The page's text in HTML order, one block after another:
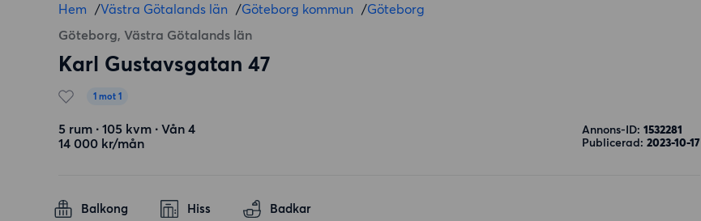
Hem /Västra Götalands län /Göteborg kommun /Göteborg
Göteborg, Västra Götalands län
Karl Gustavsgatan 47
1 mot 1
5 rum ∙ 105 kvm ∙ Vån 4
14 000 kr/mån
Annons-ID: 1532281
Publicerad: 2023-10-17
Balkong Hiss Badkar